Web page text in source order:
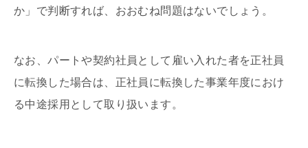
か」で判断すれば、おおむね問題はないでしょう。
なお、パートや契約社員として雇い入れた者を正社員
に転換した場合は、正社員に転換した事業年度におけ
る中途採用として取り扱います。